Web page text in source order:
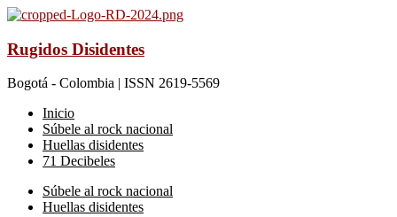
Rugidos Disidentes
Bogotá - Colombia | ISSN 2619-5569
Inicio
Súbele al rock nacional
Huellas disidentes
71 Decibeles
Súbele al rock nacional
Huellas disidentes